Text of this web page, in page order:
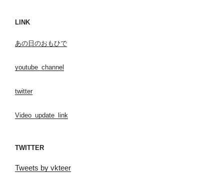
LINK
あの日のおもひで
youtube_channel
twitter
Video_update_link
TWITTER
Tweets by vkteer